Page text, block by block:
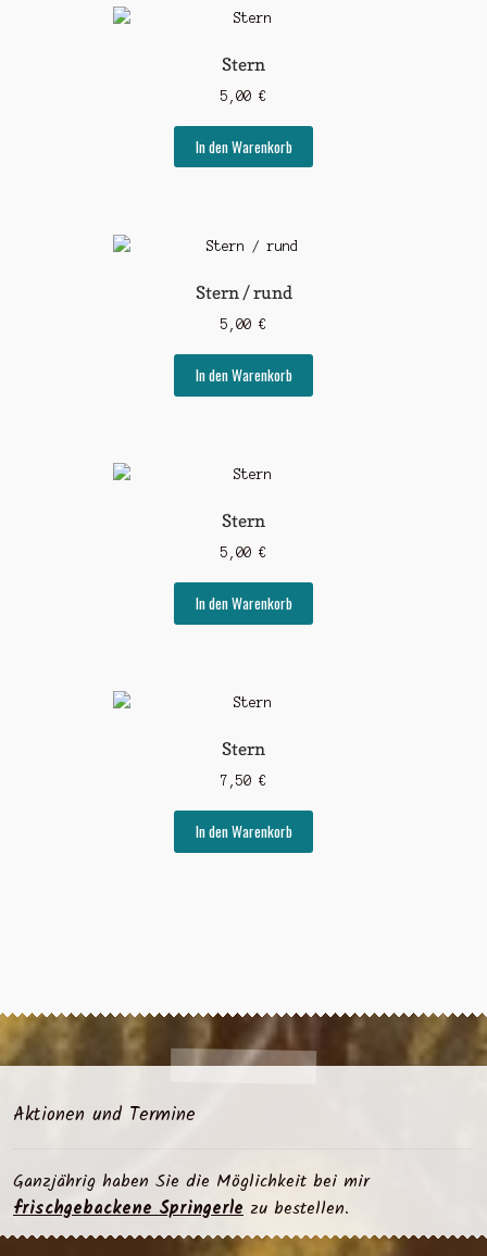
Stern
5,00 €
In den Warenkorb
Stern / rund
5,00 €
In den Warenkorb
Stern
5,00 €
In den Warenkorb
Stern
7,50 €
In den Warenkorb
Aktionen und Termine
Ganzjährig haben Sie die Möglichkeit bei mir
frischgebackene Springerlezu bestellen.